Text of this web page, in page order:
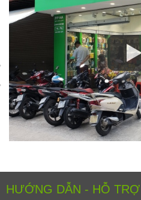
HƯỚNG DẪN - HỖ TRỢ